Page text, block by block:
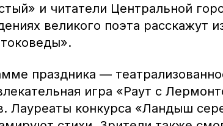
и читатели Центральной
великого поэта расскажут
праздника —
игра «Раут с
Лауреаты конкурса «Ландыш